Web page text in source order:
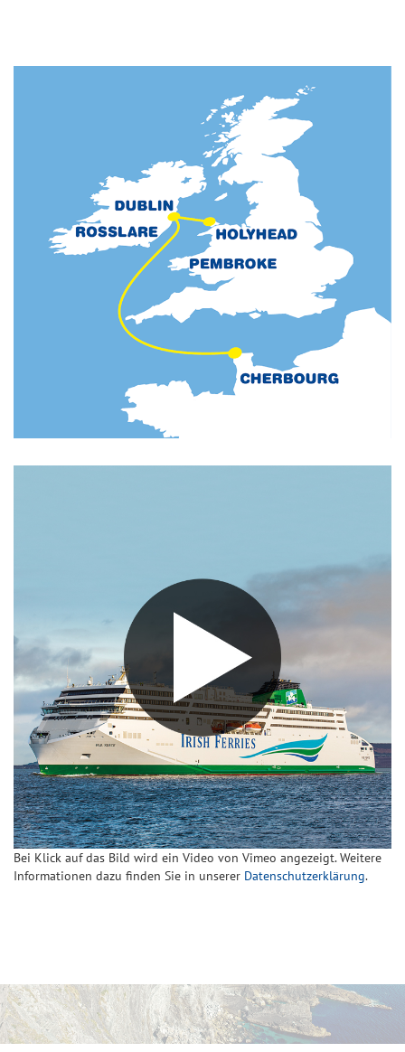
Bei Klick auf das Bild wird ein Video von Vimeo angezeigt. Weitere
Informationen dazu finden Sie in unserer Datenschutzerklärung.